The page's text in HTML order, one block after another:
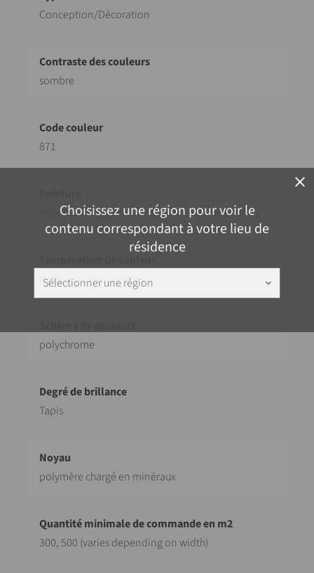
close
Choisissez une région pour voir le
contenu correspondant à votre lieu de
résidence
Sélectionner une région keyboard_arrow_down
Conception/Décoration
sombre
871
Impression numérique avec finition Coil Coating
froid
polychrome
Tapis
polymère chargé en minéraux
300, 500 (varies depending on width)